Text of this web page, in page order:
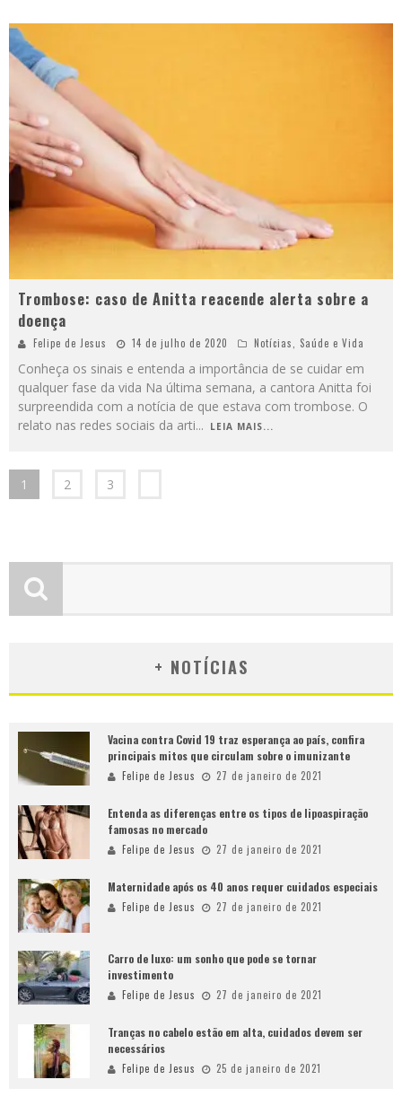
Trombose: caso de Anitta reacende alerta sobre a
doença
Felipe de Jesus 14 de julho de 2020 Notícias, Saúde e Vida
Conheça os sinais e entenda a importância de se cuidar em
qualquer fase da vida Na última semana, a cantora Anitta foi
surpreendida com a notícia de que estava com trombose. O
relato nas redes sociais da arti... LEIA MAIS...
1 2 3
+ NOTÍCIAS
Vacina contra Covid 19 traz esperança ao país, confira
principais mitos que circulam sobre o imunizante
Felipe de Jesus 27 de janeiro de 2021
Entenda as diferenças entre os tipos de lipoaspiração
famosas no mercado
Felipe de Jesus 27 de janeiro de 2021
Maternidade após os 40 anos requer cuidados especiais
Felipe de Jesus 27 de janeiro de 2021
Carro de luxo: um sonho que pode se tornar
investimento
Felipe de Jesus 27 de janeiro de 2021
Tranças no cabelo estão em alta, cuidados devem ser
necessários
Felipe de Jesus 25 de janeiro de 2021